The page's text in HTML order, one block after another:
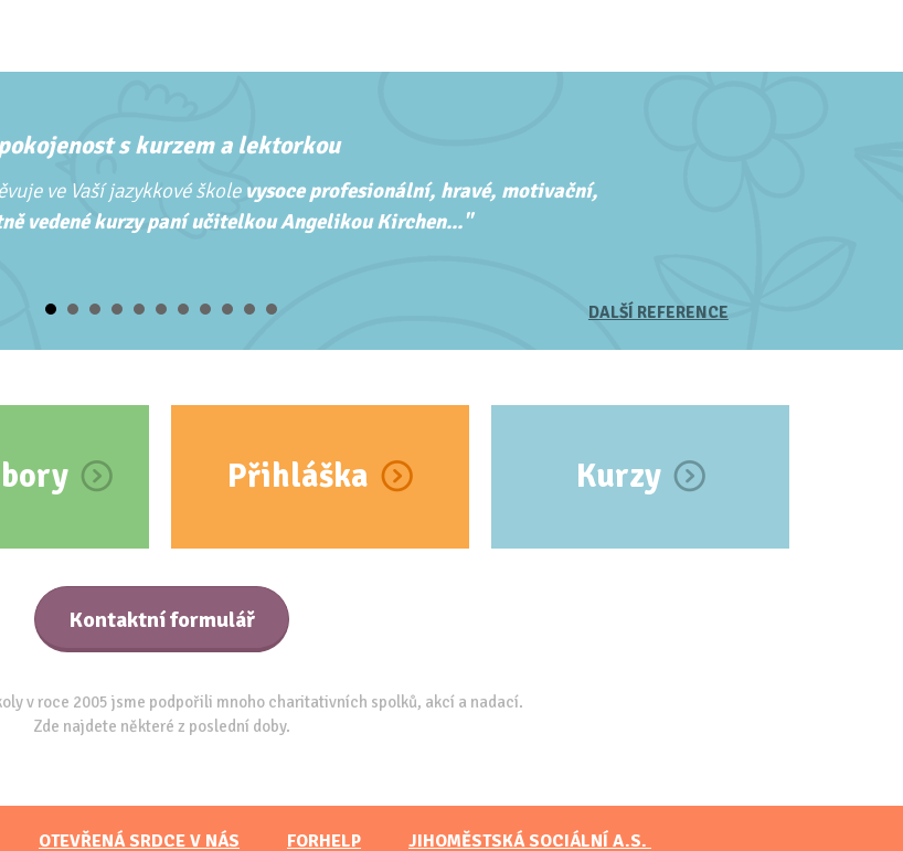
s kurzem a lektorkou
ve Vaší jazykkové škole vysoce profesionální, hravé, motivační,
vedené kurzy paní učitelkou Angelikou Kirchen..."
DALŠÍ REFERENCE
Přihláška Kurzy
Kontaktní formulář
v roce 2005 jsme podpořili mnoho charitativních spolků, akcí a nadací.
Zde najdete některé z poslední doby.
OTEVŘENÁ SRDCE V NÁS FORHELP JIHOMĚSTSKÁ SOCIÁLNÍ A.S.